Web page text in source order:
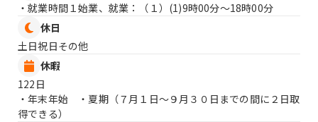
・就業時間１始業、就業：（１） (1)9時00分〜18時00分
休日
土日祝日その他
休暇
122日
・年末年始 ・夏期（７月１日〜９月３０日までの間に２日取
得できる）